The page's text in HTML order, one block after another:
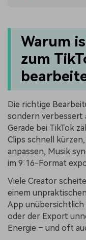
Warum
zum
Die richtige
sondern verbessert
Gerade bei TikTok
Clips schnell
anpassen, Musik
im 9:16-Format
Viele Creator
einem
App
oder der Export
Energie – und oft